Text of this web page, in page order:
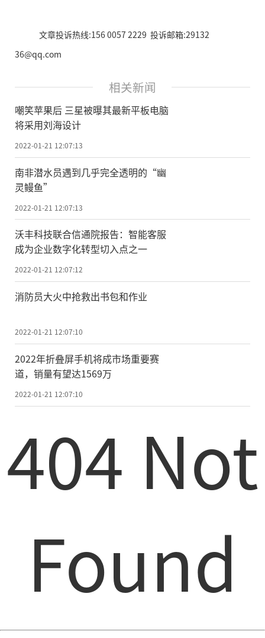
文章投诉热线:156 0057 2229 投诉邮箱:29132
36@qq.com
相关新闻
嘲笑苹果后 三星被曝其最新平板电脑
将采用刘海设计
2022-01-21 12:07:13
南非潜水员遇到几乎完全透明的“幽
灵鳗鱼”
2022-01-21 12:07:13
沃丰科技联合信通院报告：智能客服
成为企业数字化转型切入点之一
2022-01-21 12:07:12
消防员大火中抢救出书包和作业
2022-01-21 12:07:10
2022年折叠屏手机将成市场重要赛
道，销量有望达1569万
2022-01-21 12:07:10
404 Not
Found